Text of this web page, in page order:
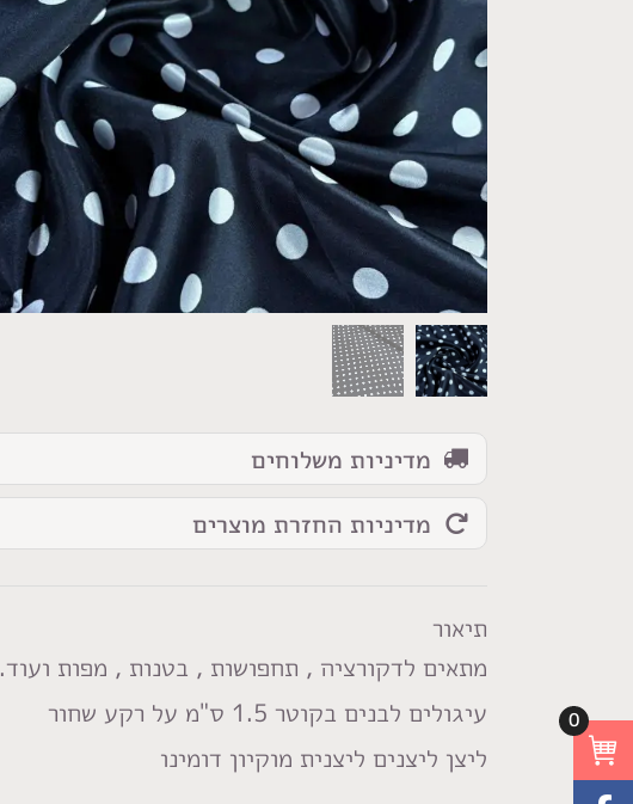
מדיניות משלוחים
מדיניות החזרת מוצרים
כמות
של
בד
סאטן
נקודות
לבנות
על
שחור
תיאור
מתאים לדקורציה , תחפושות , בטנות , מפות ועוד.
עיגולים לבנים בקוטר 1.5 ס"מ על רקע שחור
ליצן ליצנים ליצנית מוקיון דומינו
0